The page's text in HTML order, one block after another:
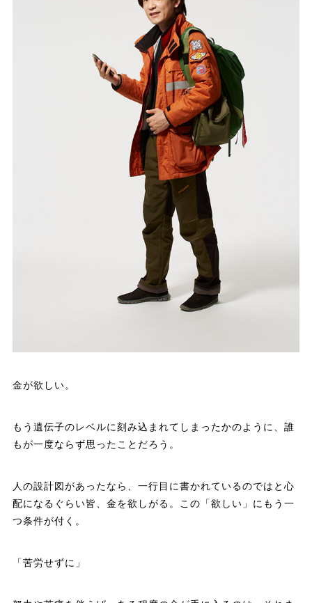
金が欲しい。
もう遺伝子のレベルに刻み込まれてしまったかのように、誰
もが一度ならず思ったことだろう。
人の設計図があったなら、一行目に書かれているのではと心
配になるぐらい皆、金を欲しがる。この「欲しい」にもう一
つ条件が付く。
「苦労せずに」